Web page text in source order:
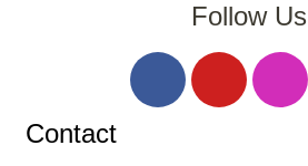
Follow Us
Contact